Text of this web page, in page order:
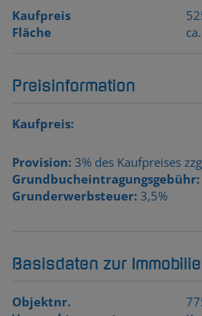
Kaufpreis
Fläche
Preisinformation
Kaufpreis:
Provision: 3% des Kaufpreises
Grundbucheintragungsgebühr:
Grunderwerbsteuer: 3,5%
Basisdaten zur Immobilie
Objektnr.